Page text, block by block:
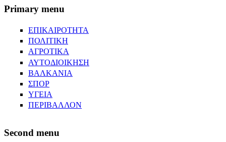
Primary menu
ΕΠΙΚΑΙΡΟΤΗΤΑ
ΠΟΛΙΤΙΚΗ
ΑΓΡΟΤΙΚΑ
ΑΥΤΟΔΙΟΙΚΗΣΗ
ΒΑΛΚΑΝΙΑ
ΣΠΟΡ
ΥΓΕΙΑ
ΠΕΡΙΒΑΛΛΟΝ
Second menu